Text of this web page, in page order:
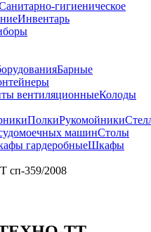
гигиеническое
Инвентарь
Барные
вентиляционныеКолоды
ПолкиРукомойники
машинСтолы
гардеробныеШкафы
сп-359/2008